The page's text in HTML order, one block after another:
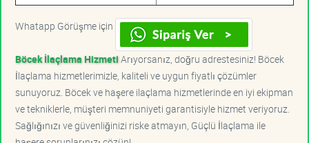
Whatapp Görüşme için
Böcek İlaçlama HizmetiArıyorsanız, doğru adrestesiniz! Böcek
İlaçlama hizmetlerimizle, kaliteli ve uygun fiyatlı çözümler
sunuyoruz. Böcek ve haşere ilaçlama hizmetlerinde en iyi ekipman
ve tekniklerle, müşteri memnuniyeti garantisiyle hizmet veriyoruz.
Sağlığınızı ve güvenliğinizi riske atmayın, Güçlü İlaçlama ile